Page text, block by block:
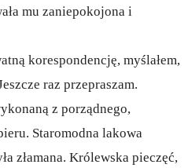
mu zaniepokojona i
korespondencję, myślałem,
raz przepraszam.
z porządnego,
Staromodna lakowa
złamana. Królewska pieczęć,